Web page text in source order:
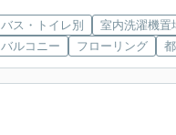
バス・トイレ別 室内洗濯機置
バルコニー
フローリング